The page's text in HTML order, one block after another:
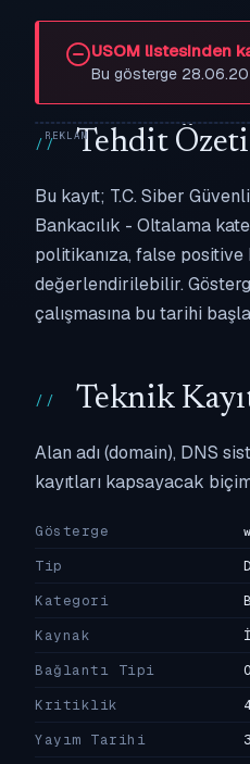
USOM listesinden
Bu gösterge
Tehdit Özeti
Bu kayıt; T.C. Siber
Bankacılık - Oltalama
politikanıza, false
değerlendirilebilir.
çalışmasına bu tarihi
Teknik
Alan adı (domain), DNS
kayıtları kapsayacak
Gösterge
Tip
Kategori
Kaynak
Bağlantı Tipi
Kritiklik
Yayım Tarihi